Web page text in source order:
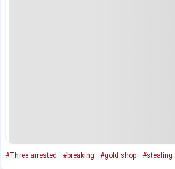
#Three arrested #breaking #gold shop #stealing